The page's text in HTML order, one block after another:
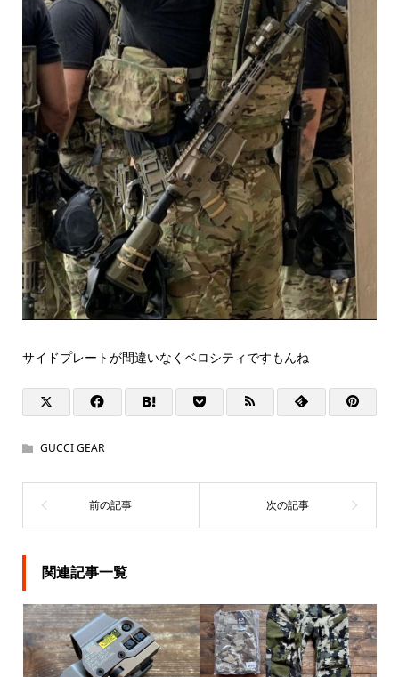
サイドプレートが間違いなくベロシティですもんね
GUCCI GEAR
関連記事一覧